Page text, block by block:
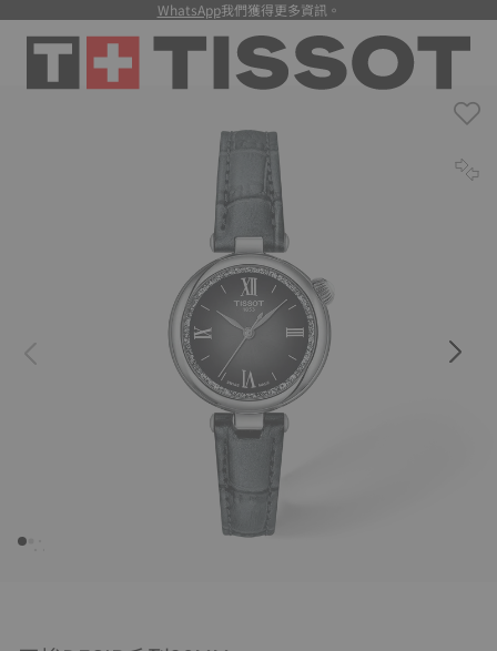
WhatsApp我們獲得更多資訊。